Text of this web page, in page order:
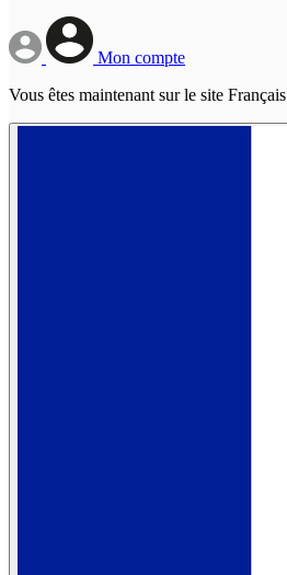
Mon compte
Vous êtes maintenant sur le site Français